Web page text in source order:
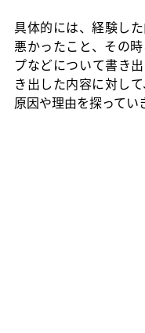
具体的には、経験し
悪かったこと、その
プなどについて書き
き出した内容に対し
原因や理由を探ってい